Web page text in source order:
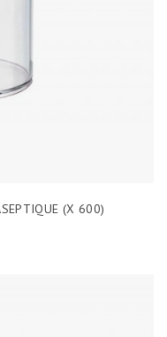
(X 600)